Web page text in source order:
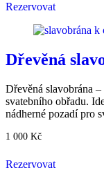
Rezervovat
Dřevěná
Dřevěná slavobrána
svatebního obřadu.
nádherné pozadí pro
1 000 Kč
Rezervovat